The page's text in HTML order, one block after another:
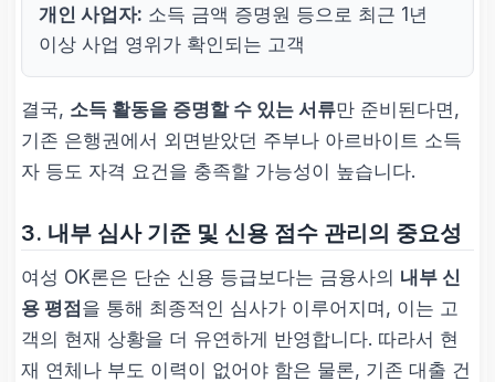
개인 사업자: 소득 금액 증명원 등으로 최근 1년
이상 사업 영위가 확인되는 고객
결국, 소득 활동을 증명할 수 있는 서류만 준비된다면,
기존 은행권에서 외면받았던 주부나 아르바이트 소득
자 등도 자격 요건을 충족할 가능성이 높습니다.
3. 내부 심사 기준 및 신용 점수 관리의 중요성
여성 OK론은 단순 신용 등급보다는 금융사의 내부 신
용 평점을 통해 최종적인 심사가 이루어지며, 이는 고
객의 현재 상황을 더 유연하게 반영합니다. 따라서 현
재 연체나 부도 이력이 없어야 함은 물론, 기존 대출 건